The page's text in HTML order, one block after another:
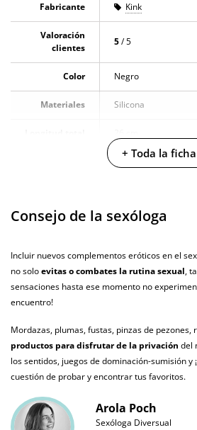
Fabricante Kink
Valoración
clientes
5/ 5
Color Negro
Materiales Silicona
animales
Garantías 3 años de
Producto
¿Cuándo lo
recibo?
El martes 11 de
+ Toda la ficha
Consejo de la sexóloga
Incluir nuevos complementos eróticos en el
no soloevitas o combates la rutina sexual,
sensaciones hasta ese momento no
encuentro!
Mordazas, plumas, fustas, pinzas de pezones,
productos para disfrutar de la privación del
los sentidos, juegos de dominación-sumisión y
cuestión de probar y encontrar tus favoritos.
Arola Poch
Sexóloga Diversual